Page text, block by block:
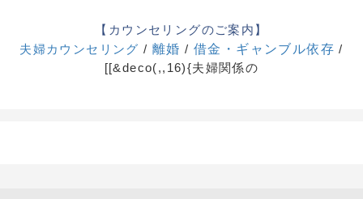
【カウンセリングのご案内】
夫婦カウンセリング / 離婚 / 借金・ギャンブル依存 /
[[&deco(,,16){夫婦関係の